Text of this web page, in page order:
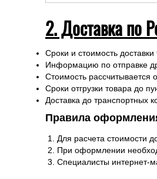
2. Доставка по
Сроки и стоимость
Информацию по отправке
Стоимость рассчитывается
Сроки отгрузки товара до
Доставка до транспортных
Правила
Для расчета стоимости
При оформлении
Специалисты интернет-